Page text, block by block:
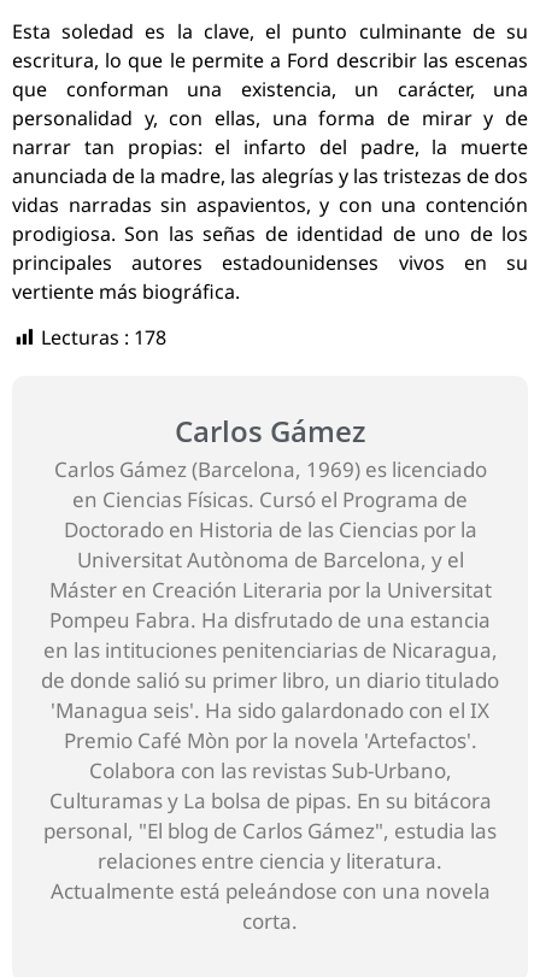
Esta soledad es la clave, el punto culminante de su
escritura, lo que le permite a Ford describir las escenas
que conforman una existencia, un carácter, una
personalidad y, con ellas, una forma de mirar y de
narrar tan propias: el infarto del padre, la muerte
anunciada de la madre, las alegrías y las tristezas de dos
vidas narradas sin aspavientos, y con una contención
prodigiosa. Son las señas de identidad de uno de los
principales autores estadounidenses vivos en su
vertiente más biográfica.
Lecturas : 178
Carlos Gámez
Carlos Gámez (Barcelona, 1969) es licenciado
en Ciencias Físicas. Cursó el Programa de
Doctorado en Historia de las Ciencias por la
Universitat Autònoma de Barcelona, y el
Máster en Creación Literaria por la Universitat
Pompeu Fabra. Ha disfrutado de una estancia
en las intituciones penitenciarias de Nicaragua,
de donde salió su primer libro, un diario titulado
'Managua seis'. Ha sido galardonado con el IX
Premio Café Mòn por la novela 'Artefactos'.
Colabora con las revistas Sub-Urbano,
Culturamas y La bolsa de pipas. En su bitácora
personal, "El blog de Carlos Gámez", estudia las
relaciones entre ciencia y literatura.
Actualmente está peleándose con una novela
corta.